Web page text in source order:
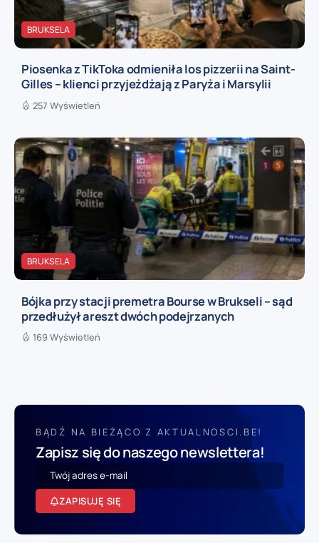
BRUKSELA
Piosenka z TikToka odmieniła los pizzerii na Saint-
Gilles – klienci przyjeżdżają z Paryża i Marsylii
257 Wyświetleń
BRUKSELA
Bójka przy stacji premetra Bourse w Brukseli – sąd
przedłużył areszt dwóch podejrzanych
169 Wyświetleń
BĄDŹ NA BIEŻĄCO Z AKTUALNOSCI.BE!
Zapisz się do naszego newslettera!
ZAPISUJĘ SIĘ